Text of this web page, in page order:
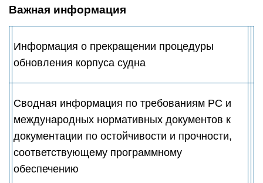
Важная информация
Информация о прекращении процедуры
обновления корпуса судна
Сводная информация по требованиям РС и
международных нормативных документов к
документации по остойчивости и прочности,
соответствующему программному
обеспечению